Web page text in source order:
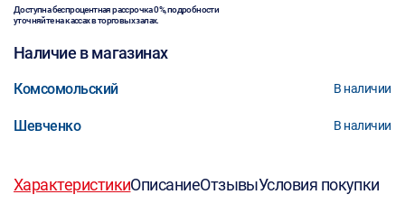
Доступна беспроцентная рассрочка 0%, подробности
уточняйте на кассах в торговых залах.
Наличие в магазинах
Комсомольский В наличии
Шевченко В наличии
ХарактеристикиОписаниеОтзывыУсловия покупки